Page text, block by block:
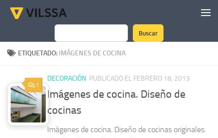
Saltar al contenido
Buscar
Buscar
ETIQUETADO: IMÁGENES DE COCINA
1
DECORACIÓN PUBLICADO EL FEBRERO 18, 2013
Imágenes de cocina. Diseño de
cocinas
Imágenes de cocina. Diseño de cocinas originales.